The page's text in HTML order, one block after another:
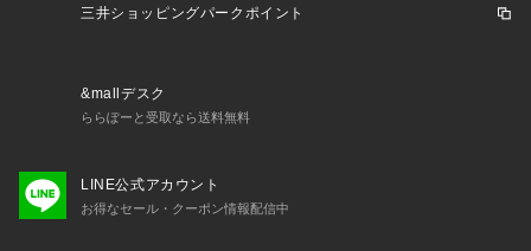
三井ショッピングパークポイント
&mallデスク
ららぽーと受取なら送料無料
LINE公式アカウント
お得なセール・クーポン情報配信中